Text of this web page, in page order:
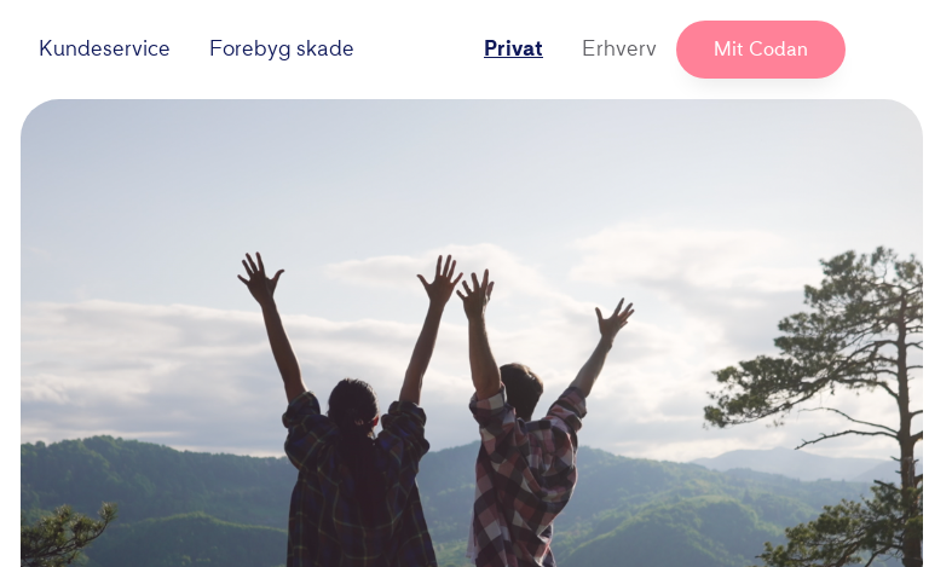
Kundeservice Forebyg skade Privat Erhverv Mit Codan